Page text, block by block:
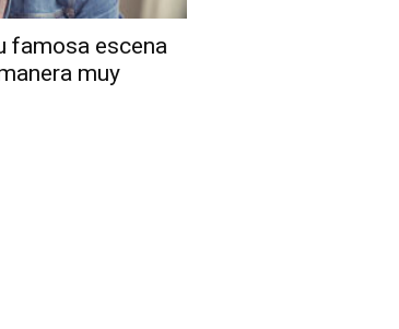
famosa escena
muy